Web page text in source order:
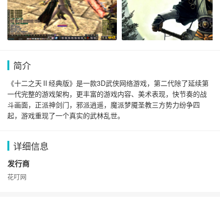
简介
《十二之天Ⅱ经典版》是一款3D武侠网络游戏，第二代除了延续第
一代完整的游戏架构，更丰富的游戏内容、美术表现，快节奏的战
斗画面，正派神剑门，邪派逍遥，魔派梦魇圣教三方势力纷争四
起，游戏重现了一个真实的武林乱世。
详细信息
发行商
花叮网